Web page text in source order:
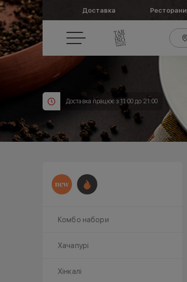
Доставка Ресторани
Доставка працює з 11:00 до 21:00
Комбо набори
Хачапурі
Хінкалі